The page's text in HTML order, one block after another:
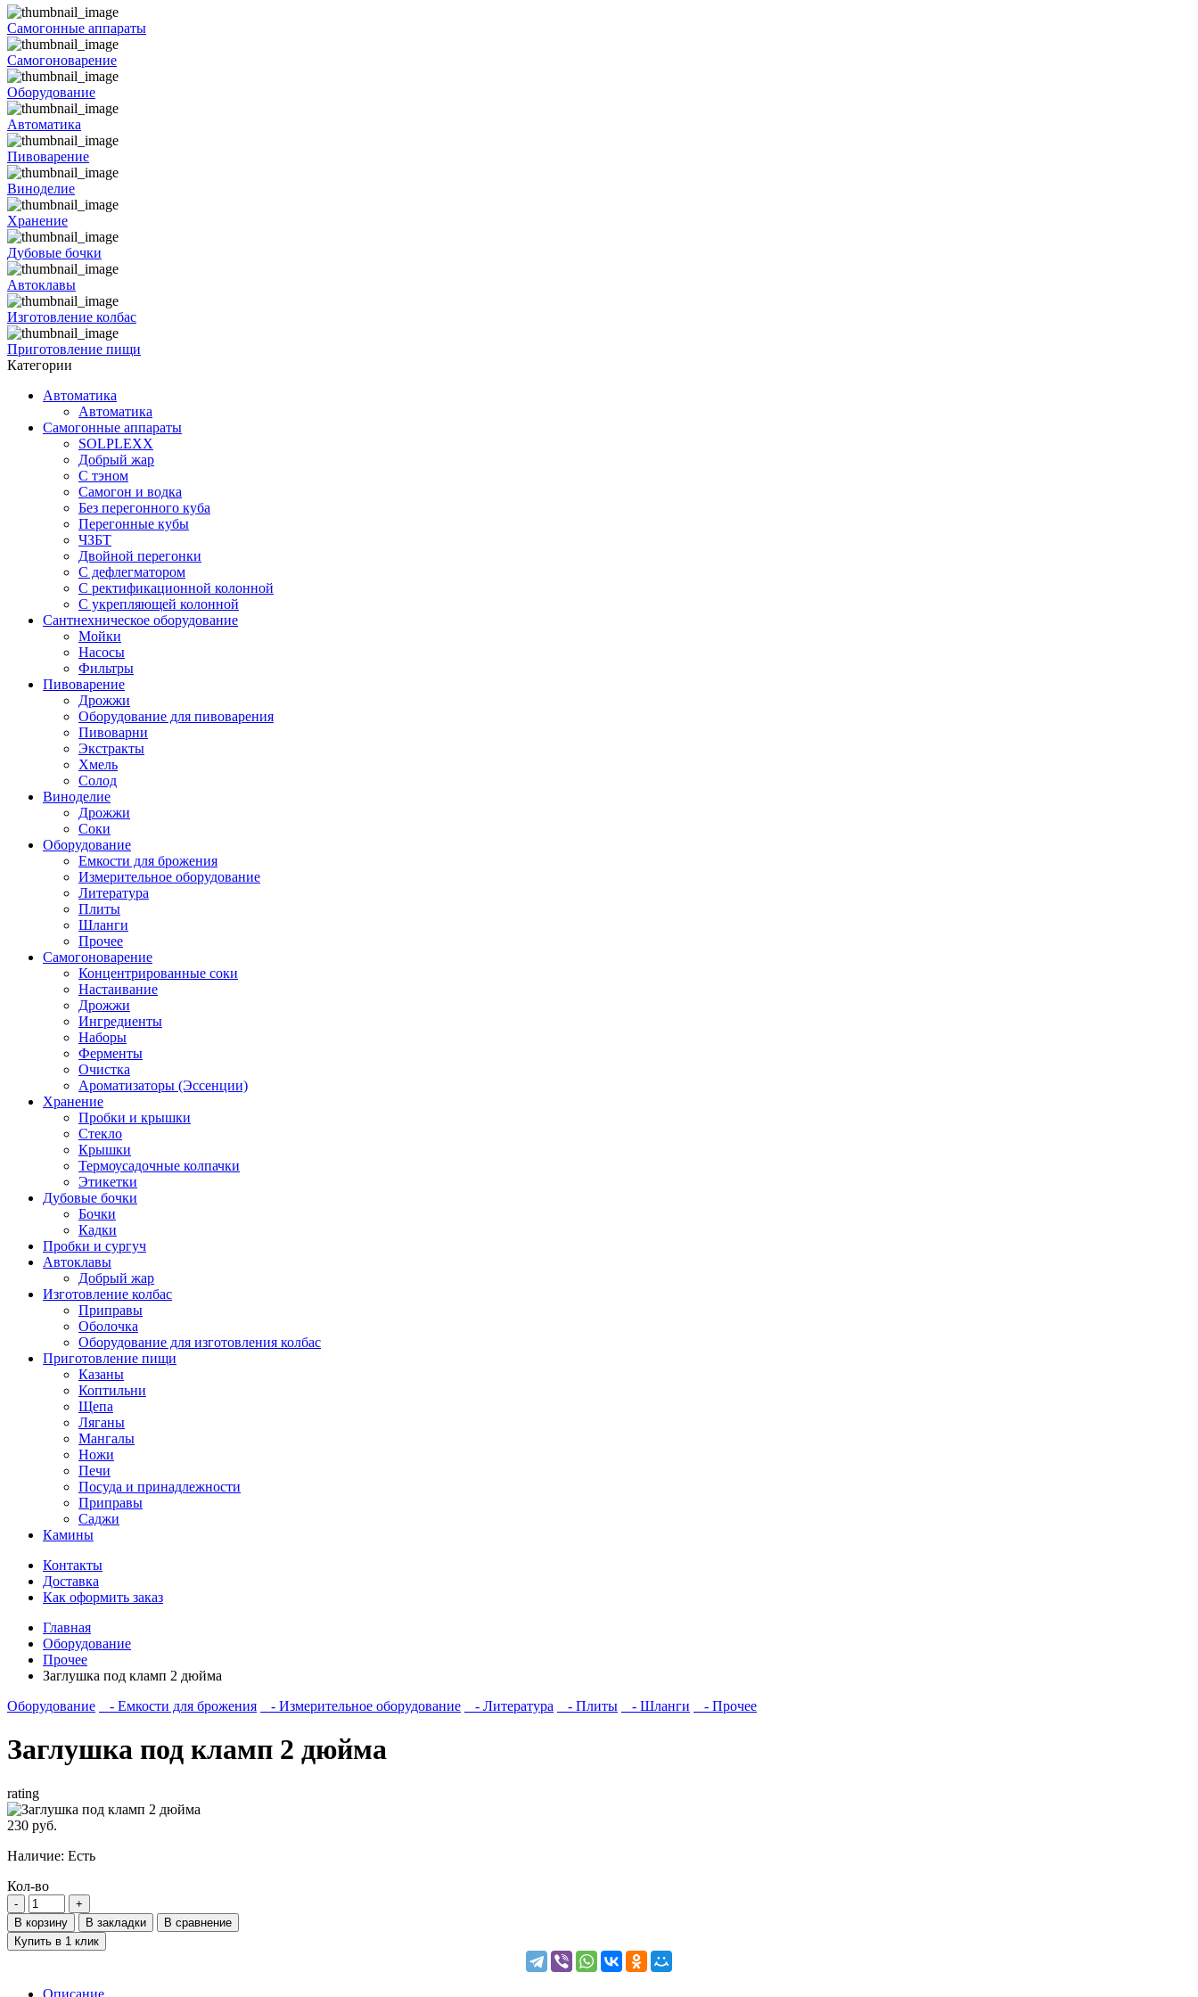
Самогонные аппараты
Самогоноварение
Оборудование
Автоматика
Пивоварение
Виноделие
Хранение
Дубовые бочки
Автоклавы
Изготовление колбас
Приготовление пищи
Категории
Автоматика
Автоматика
Самогонные аппараты
SOLPLEXX
Добрый жар
С тэном
Самогон и водка
Без перегонного куба
Перегонные кубы
ЧЗБТ
Двойной перегонки
С дефлегматором
С ректификационной колонной
С укрепляющей колонной
Сантнехническое оборудование
Мойки
Насосы
Фильтры
Пивоварение
Дрожжи
Оборудование для пивоварения
Пивоварни
Экстракты
Хмель
Солод
Виноделие
Дрожжи
Соки
Оборудование
Емкости для брожения
Измерительное оборудование
Литература
Плиты
Шланги
Прочее
Самогоноварение
Концентрированные соки
Настаивание
Дрожжи
Ингредиенты
Наборы
Ферменты
Очистка
Ароматизаторы (Эссенции)
Хранение
Пробки и крышки
Стекло
Крышки
Термоусадочные колпачки
Этикетки
Дубовые бочки
Бочки
Кадки
Пробки и сургуч
Автоклавы
Добрый жар
Изготовление колбас
Приправы
Оболочка
Оборудование для изготовления колбас
Приготовление пищи
Казаны
Коптильни
Щепа
Ляганы
Мангалы
Ножи
Печи
Посуда и принадлежности
Приправы
Саджи
Камины
Контакты
Доставка
Как оформить заказ
Главная
Оборудование
Прочее
Заглушка под кламп 2 дюйма
Оборудование
- Емкости для брожения - Измерительное оборудование - Литература - Плиты - Шланги - Прочее
Заглушка под кламп 2 дюйма
rating
230 руб.
Наличие: Есть
Кол-во
В корзину В закладки
В сравнение
Купить в 1 клик
Описание